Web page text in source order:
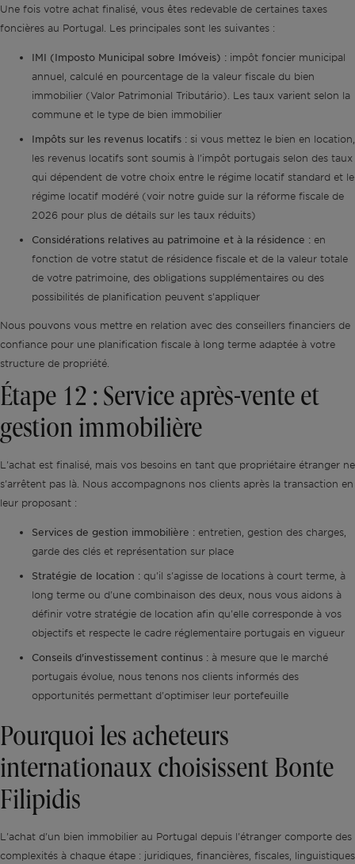
Une fois votre achat finalisé, vous êtes redevable de certaines taxes
foncières au Portugal. Les principales sont les suivantes :
IMI (Imposto Municipal sobre Imóveis) : impôt foncier municipal
annuel, calculé en pourcentage de la valeur fiscale du bien
immobilier (Valor Patrimonial Tributário). Les taux varient selon la
commune et le type de bien immobilier
Impôts sur les revenus locatifs : si vous mettez le bien en location,
les revenus locatifs sont soumis à l'impôt portugais selon des taux
qui dépendent de votre choix entre le régime locatif standard et le
régime locatif modéré (voir notre guide sur la réforme fiscale de
2026 pour plus de détails sur les taux réduits)
Considérations relatives au patrimoine et à la résidence : en
fonction de votre statut de résidence fiscale et de la valeur totale
de votre patrimoine, des obligations supplémentaires ou des
possibilités de planification peuvent s'appliquer
Nous pouvons vous mettre en relation avec des conseillers financiers de
confiance pour une planification fiscale à long terme adaptée à votre
structure de propriété.
Étape 12 : Service après-vente et
gestion immobilière
L'achat est finalisé, mais vos besoins en tant que propriétaire étranger ne
s'arrêtent pas là. Nous accompagnons nos clients après la transaction en
leur proposant :
Services de gestion immobilière : entretien, gestion des charges,
garde des clés et représentation sur place
Stratégie de location : qu'il s'agisse de locations à court terme, à
long terme ou d'une combinaison des deux, nous vous aidons à
définir votre stratégie de location afin qu'elle corresponde à vos
objectifs et respecte le cadre réglementaire portugais en vigueur
Conseils d'investissement continus : à mesure que le marché
portugais évolue, nous tenons nos clients informés des
opportunités permettant d'optimiser leur portefeuille
Pourquoi les acheteurs
internationaux choisissent Bonte
Filipidis
L'achat d'un bien immobilier au Portugal depuis l'étranger comporte des
complexités à chaque étape : juridiques, financières, fiscales, linguistiques